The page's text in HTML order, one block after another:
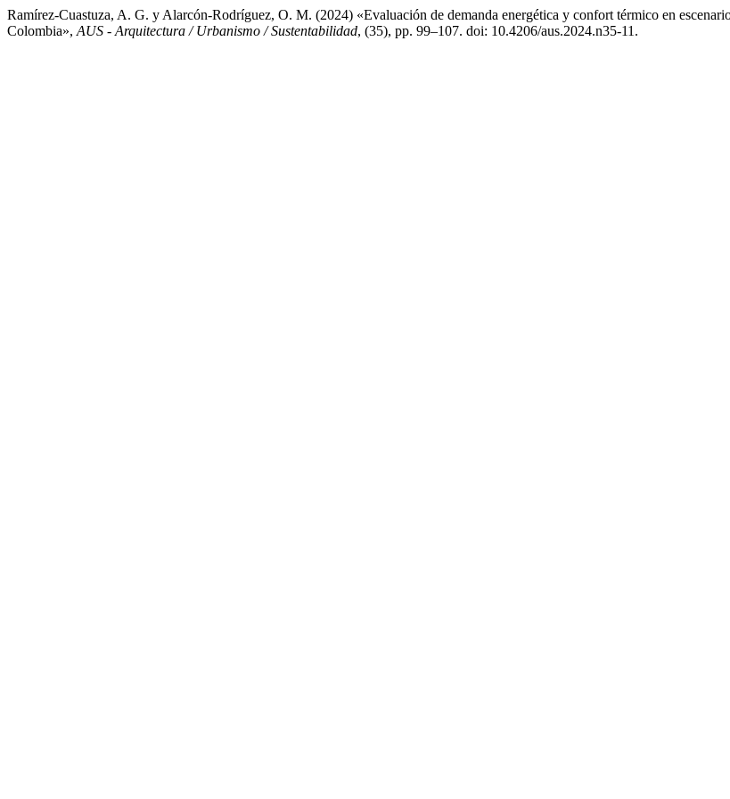
Ramírez-Cuastuza, A. G. y Alarcón-Rodríguez, O. M. (2024) «Evaluación de demanda energética y confort térmico en
Colombia», AUS - Arquitectura / Urbanismo / Sustentabilidad, (35), pp. 99–107. doi: 10.4206/aus.2024.n35-11.